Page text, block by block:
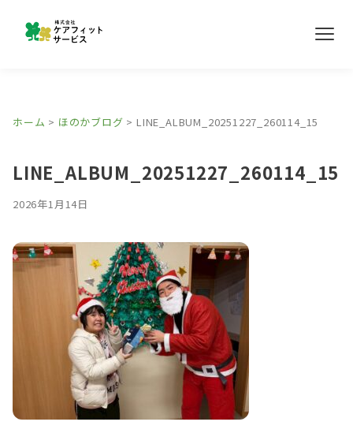
採用情報
ホーム > ほのかブログ >LINE_ALBUM_20251227_260114_15
LINE_ALBUM_20251227_260114_15
2026年1月14日